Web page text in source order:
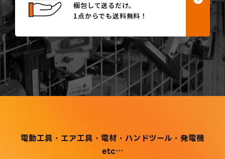
梱包して送るだけ。
1点からでも送料無料！
電動工具・エア工具・電材・ハンドツール・発電機
etc…